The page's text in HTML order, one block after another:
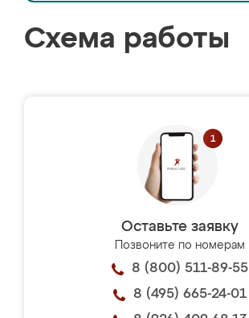
Схема работы
Оставьте заявку
Позвоните по номерам
8 (800) 511-89-55
8 (495) 665-24-01